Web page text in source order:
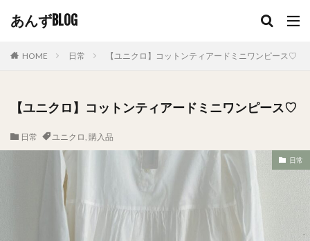
あんずBLOG
HOME 日常 【ユニクロ】コットンティアードミニワンピース♡
【ユニクロ】コットンティアードミニワンピース♡
日常 ユニクロ, 購入品
日常